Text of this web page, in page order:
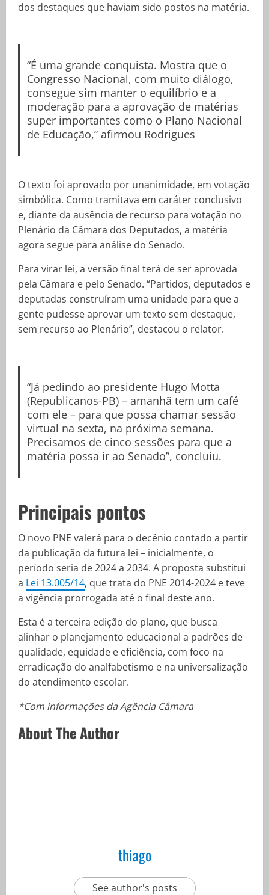
dos destaques que haviam sido postos na matéria.
“É uma grande conquista. Mostra que o
Congresso Nacional, com muito diálogo,
consegue sim manter o equilíbrio e a
moderação para a aprovação de matérias
super importantes como o Plano Nacional
de Educação,” afirmou Rodrigues
O texto foi aprovado por unanimidade, em votação
simbólica. Como tramitava em caráter conclusivo
e, diante da ausência de recurso para votação no
Plenário da Câmara dos Deputados, a matéria
agora segue para análise do Senado.
Para virar lei, a versão final terá de ser aprovada
pela Câmara e pelo Senado. “Partidos, deputados e
deputadas construíram uma unidade para que a
gente pudesse aprovar um texto sem destaque,
sem recurso ao Plenário”, destacou o relator.
“Já pedindo ao presidente Hugo Motta
(Republicanos-PB) – amanhã tem um café
com ele – para que possa chamar sessão
virtual na sexta, na próxima semana.
Precisamos de cinco sessões para que a
matéria possa ir ao Senado”, concluiu.
Principais pontos
O novo PNE valerá para o decênio contado a partir
da publicação da futura lei – inicialmente, o
período seria de 2024 a 2034. A proposta substitui
a Lei 13.005/14, que trata do PNE 2014-2024 e teve
a vigência prorrogada até o final deste ano.
Esta é a terceira edição do plano, que busca
alinhar o planejamento educacional a padrões de
qualidade, equidade e eficiência, com foco na
erradicação do analfabetismo e na universalização
do atendimento escolar.
*Com informações da Agência Câmara
About The Author
thiago
See author's posts